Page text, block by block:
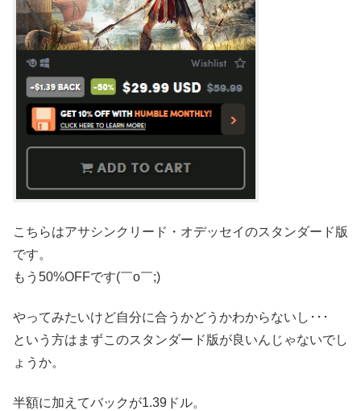
こちらはアサシンクリード・オデッセイのスタンダード版
です。
もう50%OFFです(￣o￣;)
やってみたいけど自分に合うかどうかわからないし･･･
という方はまずこのスタンダード版が良いんじゃないでし
ょうか。
半額に加えてバックが1.39ドル。